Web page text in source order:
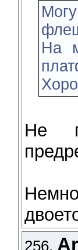
На
Не
256.